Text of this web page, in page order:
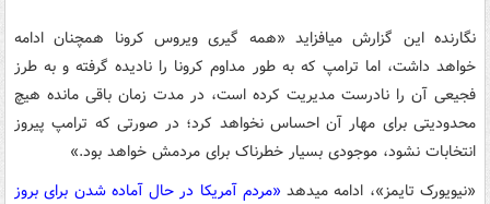
نگارنده این گزارش می‎افزاید «همه گیری ویروس کرونا همچنان ادامه
خواهد داشت، اما ترامپ که به طور مداوم کرونا را نادیده گرفته و به طرز
فجیعی آن را نادرست مدیریت کرده است، در مدت زمان باقی مانده هیچ
محدودیتی برای مهار آن احساس نخواهد کرد؛ در صورتی که ترامپ پیروز
انتخابات نشود، موجودی بسیار خطرناک برای مردمش خواهد بود.»
«نیویورک تایمز»، ادامه می‎دهد
«مردم آمریکا در حال آماده شدن برای بروز